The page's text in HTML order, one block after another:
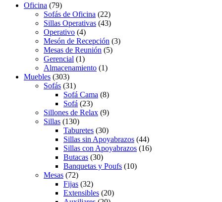
Oficina (79)
Sofás de Oficina (22)
Sillas Operativas (43)
Operativo (4)
Mesón de Recepción (3)
Mesas de Reunión (5)
Gerencial (1)
Almacenamiento (1)
Muebles (303)
Sofás (31)
Sofá Cama (8)
Sofá (23)
Sillones de Relax (9)
Sillas (130)
Taburetes (30)
Sillas sin Apoyabrazos (44)
Sillas con Apoyabrazos (16)
Butacas (30)
Banquetas y Poufs (10)
Mesas (72)
Fijas (32)
Extensibles (20)